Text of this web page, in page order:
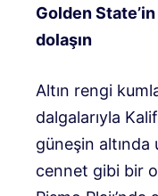
Golden
dolaşın
Altın rengi
dalgalarıyla
güneşin
cennet gibi bir